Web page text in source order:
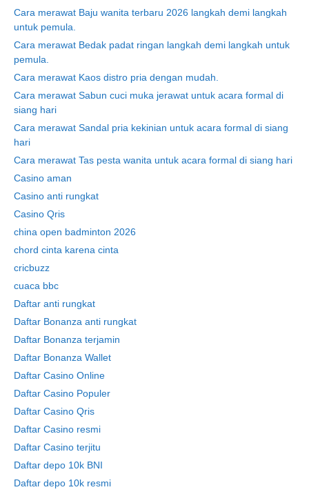
Cara merawat Baju wanita terbaru 2026 langkah demi langkah
untuk pemula.
Cara merawat Bedak padat ringan langkah demi langkah untuk
pemula.
Cara merawat Kaos distro pria dengan mudah.
Cara merawat Sabun cuci muka jerawat untuk acara formal di
siang hari
Cara merawat Sandal pria kekinian untuk acara formal di siang
hari
Cara merawat Tas pesta wanita untuk acara formal di siang hari
Casino aman
Casino anti rungkat
Casino Qris
china open badminton 2026
chord cinta karena cinta
cricbuzz
cuaca bbc
Daftar anti rungkat
Daftar Bonanza anti rungkat
Daftar Bonanza terjamin
Daftar Bonanza Wallet
Daftar Casino Online
Daftar Casino Populer
Daftar Casino Qris
Daftar Casino resmi
Daftar Casino terjitu
Daftar depo 10k BNI
Daftar depo 10k resmi